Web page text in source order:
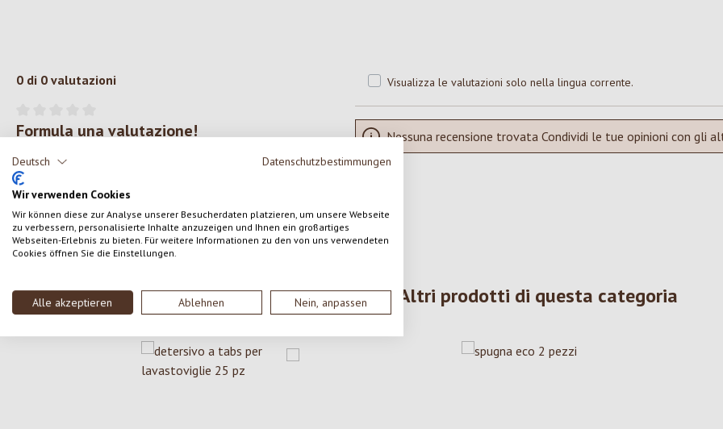
Deutsch Datenschutzbestimmungen
Wir verwenden Cookies
Wir können diese zur Analyse unserer Besucherdaten platzieren, um unsere Webseite
zu verbessern, personalisierte Inhalte anzuzeigen und Ihnen ein großartiges
Webseiten-Erlebnis zu bieten. Für weitere Informationen zu den von uns verwendeten
Cookies öffnen Sie die Einstellungen.
Alle akzeptieren Ablehnen Nein, anpassen
0 di 0 valutazioni
Valutazione media di 0 su 5 stelle
Formula una valutazione!
Condividi le tue esperienze con il prodotto con altri
clienti.
SCRIVERE UNA RECENSIONE
Visualizza le valutazioni solo nella lingua corrente.
Nessuna recensione trovata Condividi le tue opinioni con gli
Altri prodotti di questa categoria